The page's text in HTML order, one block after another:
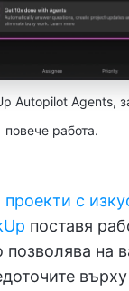
Autopilot Agents,
повече работа.
с
поставя
позволява на